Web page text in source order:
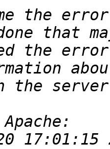
the error